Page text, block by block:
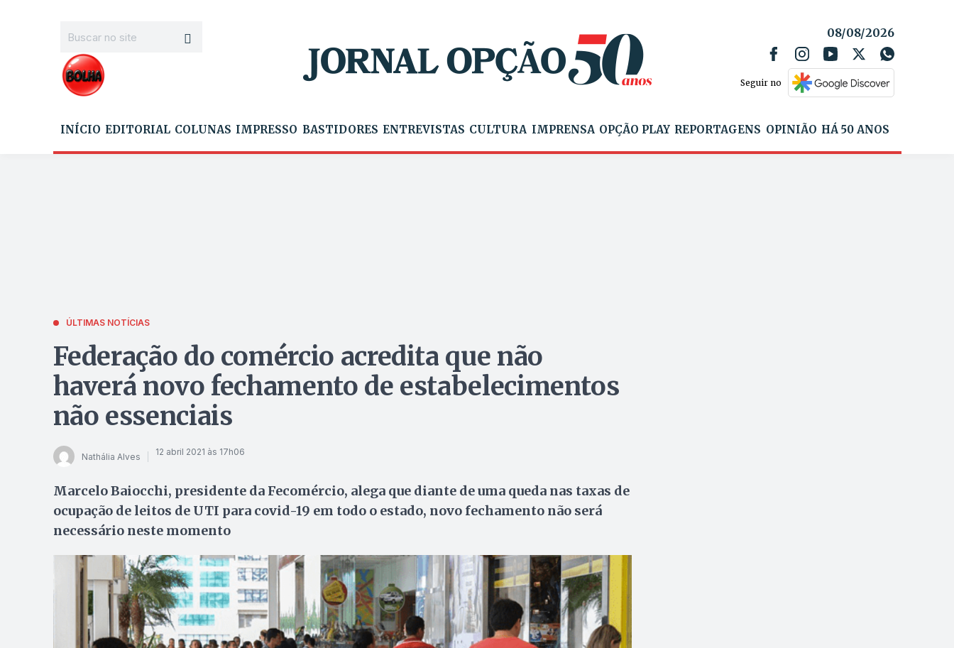
08/08/2026
Seguir no
INÍCIO EDITORIAL COLUNAS IMPRESSO BASTIDORES ENTREVISTAS CULTURA IMPRENSA OPÇÃO PLAY REPORTAGENS OPINIÃO HÁ 50 ANOS
ÚLTIMAS NOTÍCIAS
Federação do comércio acredita que não
haverá novo fechamento de estabelecimentos
não essenciais
Nathália Alves 12 abril 2021 às 17h06
Marcelo Baiocchi, presidente da Fecomércio, alega que diante de uma queda nas taxas de
ocupação de leitos de UTI para covid-19 em todo o estado, novo fechamento não será
necessário neste momento